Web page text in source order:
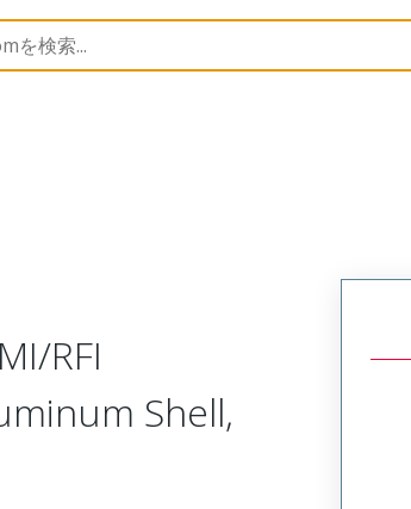
EMI/RFI Backshells, 45 Degree Cable Exit
RFI
Shell,